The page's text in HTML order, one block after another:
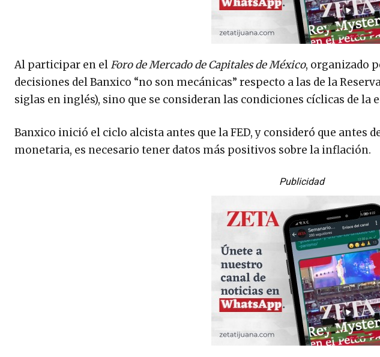
Al participar en elForo de Mercado de Capitales de México, organizado
decisiones del Banxico “no son mecánicas” respecto a las de la
siglas en inglés), sino que se consideran las condiciones cíclicas de la
Banxico inició el ciclo alcista antes que la FED, y consideró que antes
monetaria, es necesario tener datos más positivos sobre la inflación.
Publicidad